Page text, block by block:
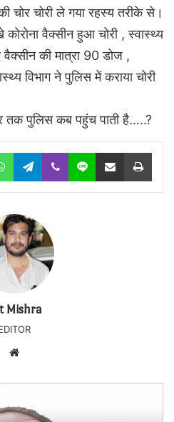
चोर चोरी ले गया रहस्य तरीके से।
वैक्सीन हुआ चोरी , स्वास्थ्य
वैक्सीन की मात्रा 90 डोज ,
विभाग ने पुलिस में कराया चोरी
तक पुलिस कब पहुंच पाती है…..?
WhatsAppTelegram
Viber Line Share via Email Print
Mishra